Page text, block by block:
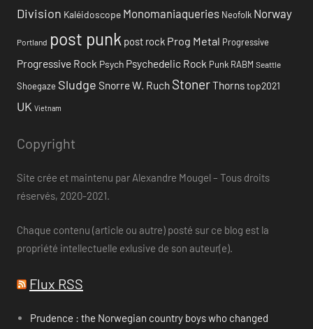
Division Kaléidoscope Monomaniaqueries Neofolk Norway
Portland post punk post rock Prog Metal Progressive
Progressive Rock Psych Psychedelic Rock Punk RABM Seattle
Shoegaze Sludge Snorre W. Ruch StonerThornstop2021
UK Vietnam
Copyright
Site crée et maintenu par Alexandre Mougel – Tous droits
réservés, 2020-2021.
Chaque contenu (article ou autre) posté sur ce blog est la
propriété intellectuelle exlusive de son auteur(e).
Flux RSS
Prudence : the Norwegian country boys who changed